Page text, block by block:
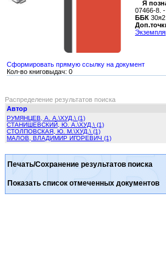
Я
07466-8. -
ББК 30я2
Сформировать прямую ссылку на документ
Кол-во книговыдач: 0
Распределение результатов поиска
Автор
РУМЯНЦЕВ, А. А.\ХУД.\ (1)
СТАНИШЕВСКИЙ, Ю. А.\ХУД.\ (1)
СТОЛПОВСКАЯ, Ю. М.\ХУД.\ (1)
МАЛОВ, ВЛАДИМИР ИГОРЕВИЧ (1)
Печать/Сохранение результатов поиска
Показать список отмеченных документов